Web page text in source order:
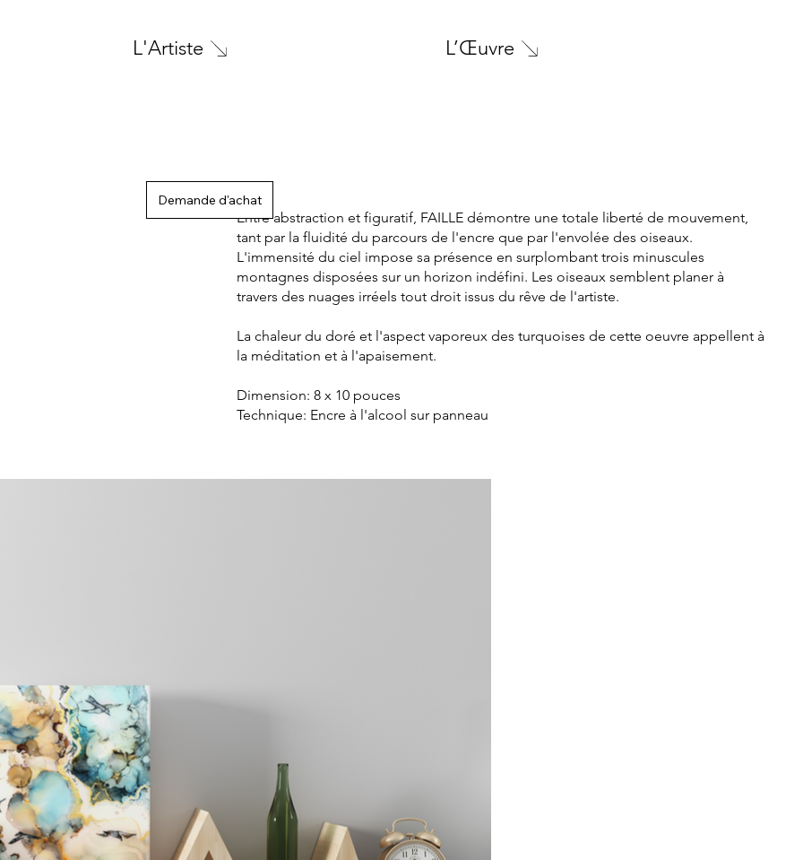
L'Artiste L’Œuvre
Entre abstraction et figuratif, FAILLE démontre une totale liberté de mouvement,
tant par la fluidité du parcours de l'encre que par l'envolée des oiseaux.
L'immensité du ciel impose sa présence en surplombant trois minuscules
montagnes disposées sur un horizon indéfini. Les oiseaux semblent planer à
travers des nuages irréels tout droit issus du rêve de l'artiste.
La chaleur du doré et l'aspect vaporeux des turquoises de cette oeuvre appellent à
la méditation et à l'apaisement.
Dimension: 8 x 10 pouces
Technique: Encre à l'alcool sur panneau
Demande d'achat